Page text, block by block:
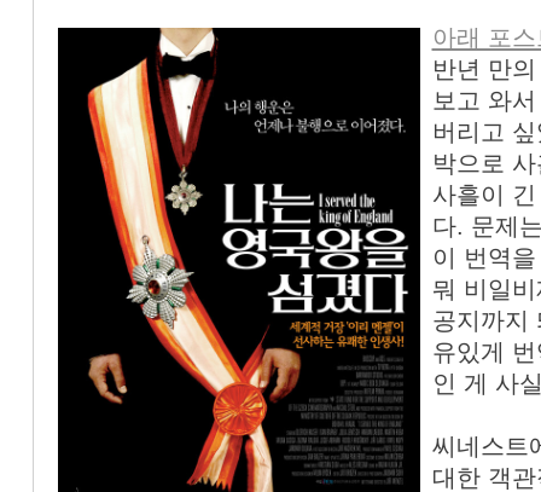
아래 포스
반년 만
보고 와
버리고
박으로
사흘이
다. 문제
이 번역
뭐 비일
공지까지
유있게
인 게 사
씨네스트
대한 객
«